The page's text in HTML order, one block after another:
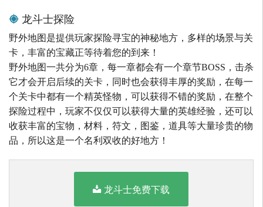
龙斗士探险
野外地图是提供玩家探险寻宝的神秘地方，多样的场景与关
卡，丰富的宝藏正等待着您的到来！
野外地图一共分为6章，每一章都会有一个章节BOSS，击杀
它才会开启后续的关卡，同时也会获得丰厚的奖励，在每一
个关卡中都有一个精英怪物，可以获得不错的奖励，在整个
探险过程中，玩家不仅仅可以获得大量的英雄经验，还可以
收获丰富的宝物，材料，符文，图鉴，道具等大量珍贵的物
品，所以这是一个名利双收的好地方！
龙斗士免费下载